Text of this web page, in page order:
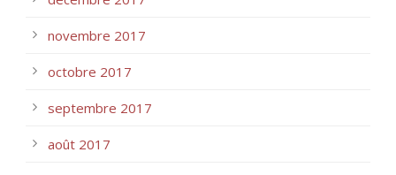
novembre 2017
octobre 2017
septembre 2017
août 2017